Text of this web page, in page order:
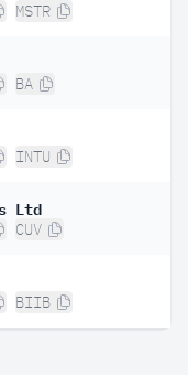
MSTR
BA
INTU
Ltd
CUV
BIIB